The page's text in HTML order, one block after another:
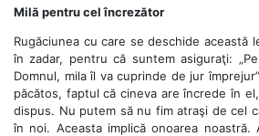
Milă pentru cel încrezător
Rugăciunea cu care se deschide această
în zadar, pentru că suntem asiguraţi:
Domnul, mila îl va cuprinde de jur
păcătos, faptul că cineva are încrede în
dispus. Nu putem să nu fim atraşi de cel
în noi. Aceasta implică onoarea